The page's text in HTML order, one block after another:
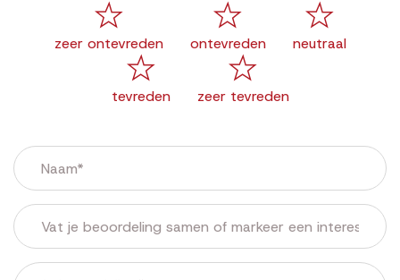
zeer ontevreden ontevreden neutraal
tevreden zeer tevreden